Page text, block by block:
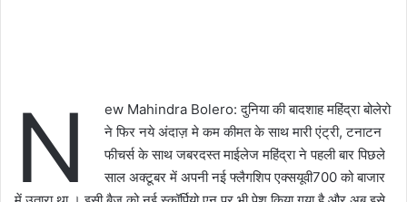
N
ew Mahindra Bolero: दुनिया की बादशाह महिंद्रा बोलेरो
ने फिर नये अंदाज़ मे कम कीमत के साथ मारी एंट्री, टनाटन
फीचर्स के साथ जबरदस्त माईलेज महिंद्रा ने पहली बार पिछले
साल अक्टूबर में अपनी नई फ्लैगशिप एक्सयूवी700 को बाजार